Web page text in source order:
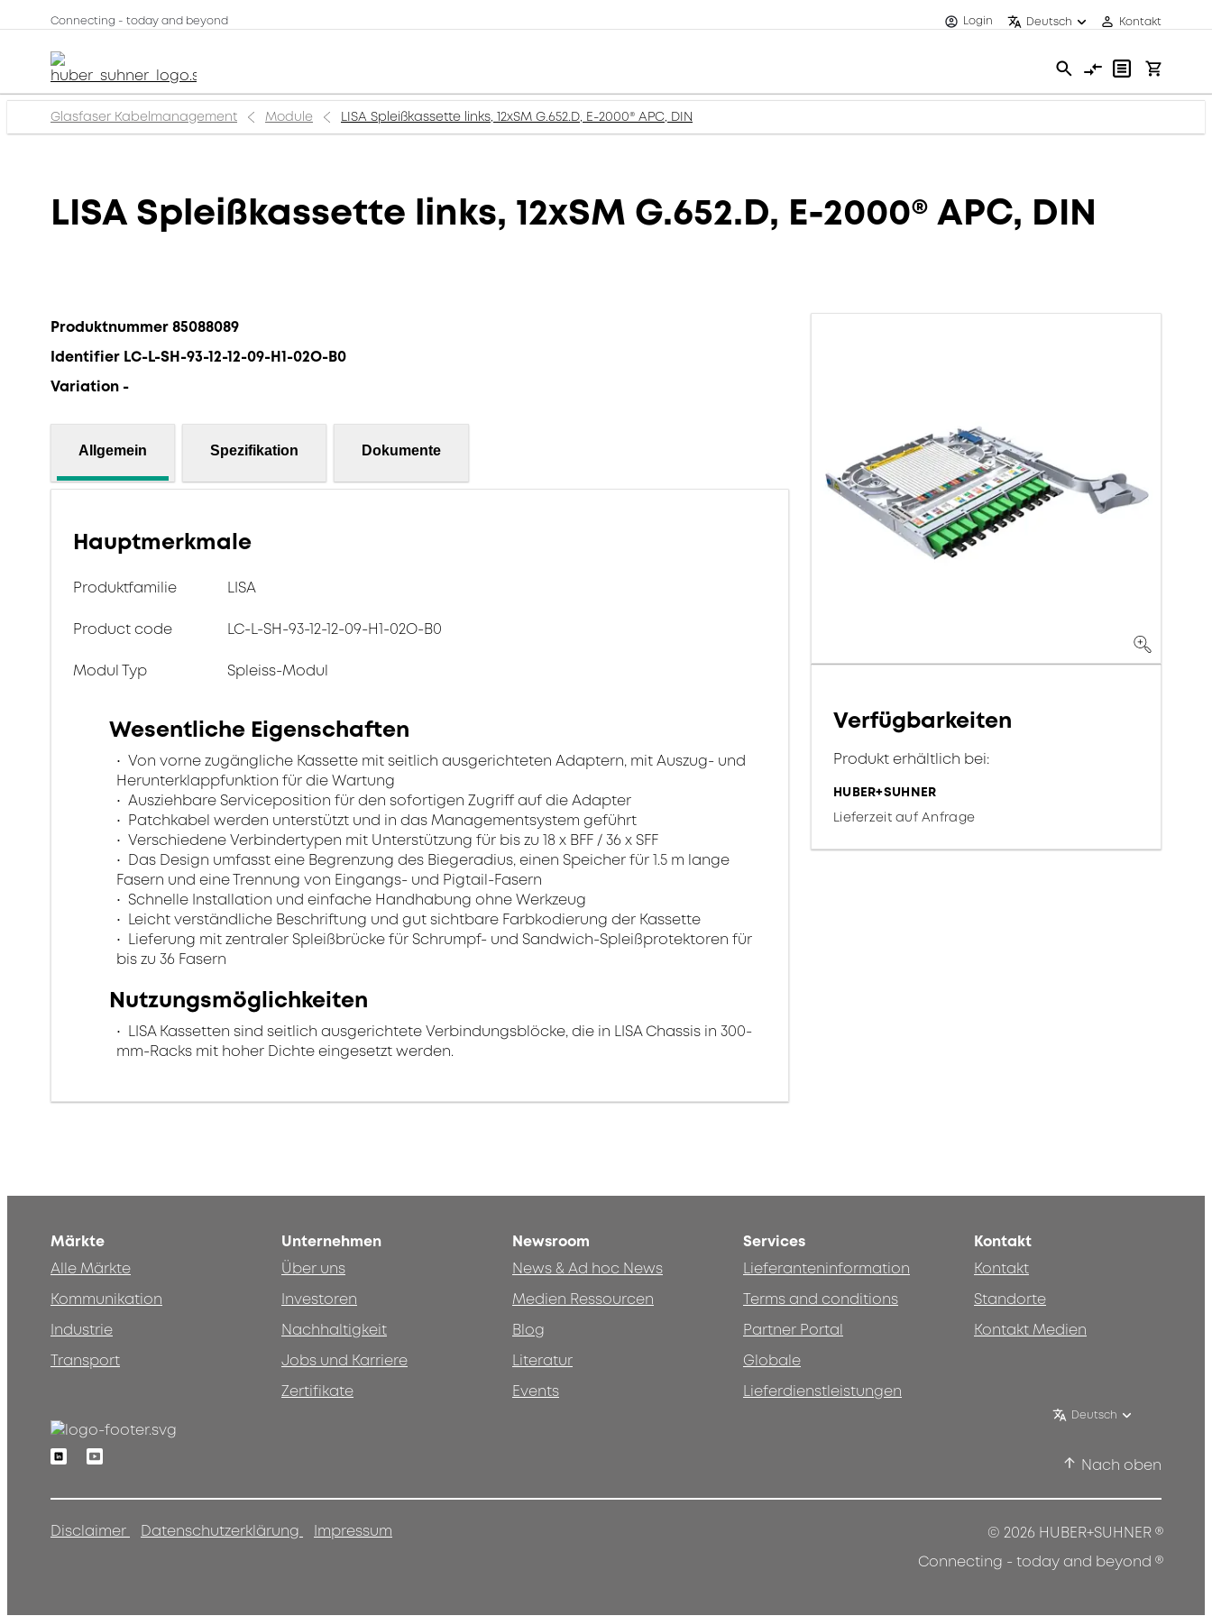
Connecting - today and beyond Login Deutsch Kontakt
Glasfaser Kabelmanagement Module LISA Spleißkassette links, 12xSM G.652.D, E-2000® APC, DIN
LISA Spleißkassette links, 12xSM G.652.D, E-2000® APC, DIN
Produktnummer 85088089
Identifier LC-L-SH-93-12-12-09-H1-02O-B0
Variation -
Allgemein Spezifikation Dokumente
Hauptmerkmale
Produktfamilie LISA
Product code LC-L-SH-93-12-12-09-H1-02O-B0
Modul Typ Spleiss-Modul
Wesentliche Eigenschaften
Von vorne zugängliche Kassette mit seitlich ausgerichteten Adaptern, mit Auszug- und
Herunterklappfunktion für die Wartung
Ausziehbare Serviceposition für den sofortigen Zugriff auf die Adapter
Patchkabel werden unterstützt und in das Managementsystem geführt
Verschiedene Verbindertypen mit Unterstützung für bis zu 18 x BFF / 36 x SFF
Das Design umfasst eine Begrenzung des Biegeradius, einen Speicher für 1.5 m lange
Fasern und eine Trennung von Eingangs- und Pigtail-Fasern
Schnelle Installation und einfache Handhabung ohne Werkzeug
Leicht verständliche Beschriftung und gut sichtbare Farbkodierung der Kassette
Lieferung mit zentraler Spleißbrücke für Schrumpf- und Sandwich-Spleißprotektoren für
bis zu 36 Fasern
Nutzungsmöglichkeiten
LISA Kassetten sind seitlich ausgerichtete Verbindungsblöcke, die in LISA Chassis in 300-
mm-Racks mit hoher Dichte eingesetzt werden.
Verfügbarkeiten
Produkt erhältlich bei:
HUBER+SUHNER
Lieferzeit auf Anfrage
Märkte
Alle Märkte
Kommunikation
Industrie
Transport
Unternehmen
Über uns
Investoren
Nachhaltigkeit
Jobs und Karriere
Zertifikate
Newsroom
News & Ad hoc News
Medien Ressourcen
Blog
Literatur
Events
Services
Lieferanteninformation
Terms and conditions
Partner Portal
Globale
Lieferdienstleistungen
Kontakt
Kontakt
Standorte
Kontakt Medien
Deutsch
LinkedinYoutube
Nach oben
Disclaimer Datenschutzerklärung Impressum © 2026 HUBER+SUHNER®
Connecting - today and beyond ®